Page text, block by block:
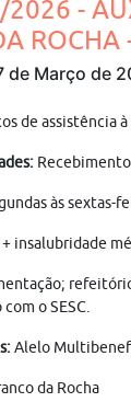
-
ROCHA
de Março de
de assistência
às sextas-
insalubridade
o SESC.
Alelo
da Rocha